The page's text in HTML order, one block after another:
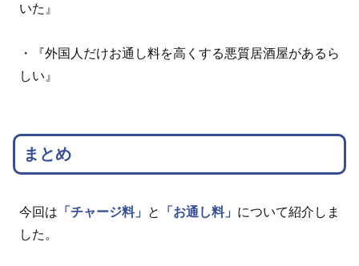
いた』
・『外国人だけお通し料を高くする悪質居酒屋があるら
しい』
まとめ
今回は 「チャージ料」 と 「お通し料」 について紹介しま
した。